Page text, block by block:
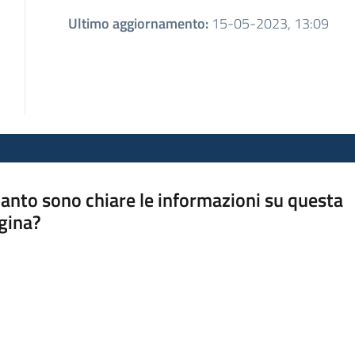
Ultimo aggiornamento: 15-05-2023, 13:09
sono chiare le informazioni su questa